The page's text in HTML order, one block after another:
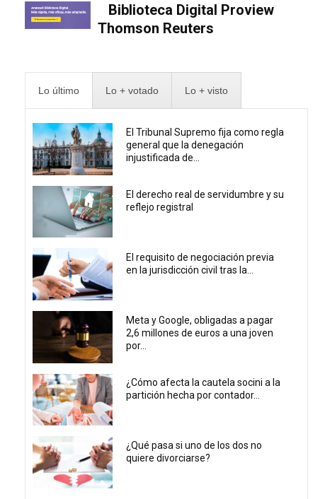
Biblioteca Digital Proview
Thomson Reuters
Lo último Lo + votado Lo + visto
El Tribunal Supremo fija como regla
general que la denegación
injustificada de...
El derecho real de servidumbre y su
reflejo registral
El requisito de negociación previa
en la jurisdicción civil tras la...
Meta y Google, obligadas a pagar
2,6 millones de euros a una joven
por...
¿Cómo afecta la cautela socini a la
partición hecha por contador...
¿Qué pasa si uno de los dos no
quiere divorciarse?